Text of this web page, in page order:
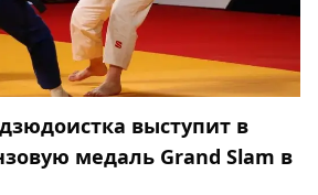
выступит в
медаль Grand Slam в